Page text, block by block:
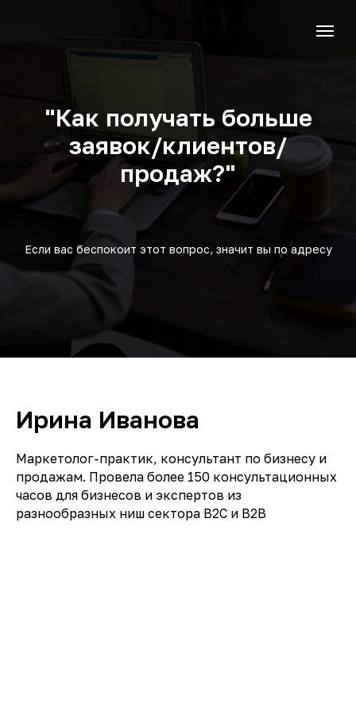
"Как получать больше
заявок/клиентов/
продаж?"
Если вас беспокоит этот вопрос, значит вы по адресу
Ирина Иванова
Маркетолог-практик, консультант по бизнесу и
продажам. Провела более 150 консультационных
часов для бизнесов и экспертов из
разнообразных ниш сектора B2C и B2B